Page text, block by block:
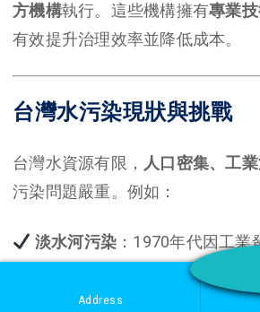
Address
方機構執行。這些機構擁有專業
有效提升治理效率並降低成本。
台灣水污染現狀與挑戰
台灣水資源有限， 人口密集、工
污染問題嚴重。例如：
淡水河污染 ：1970年代因工業
，雖然近年政府積極整治，但
環境部報告